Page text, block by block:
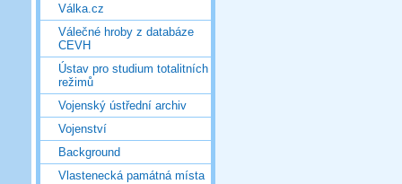
Válka.cz
Válečné hroby z databáze
CEVH
Ústav pro studium totalitních
režimů
Vojenský ústřední archiv
Vojenství
Background
Vlastenecká památná místa